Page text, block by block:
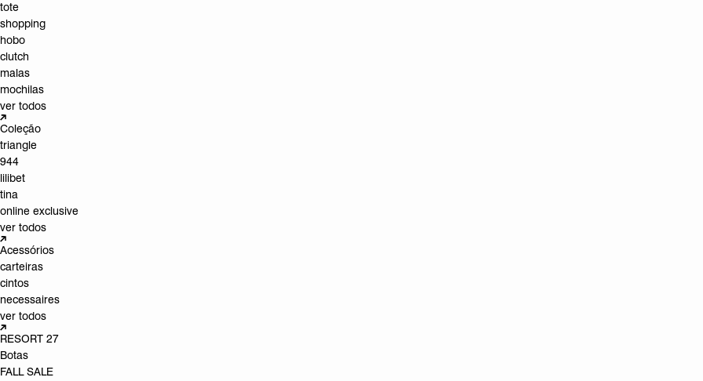
tote
shopping
hobo
clutch
malas
mochilas
ver todos
Coleção
triangle
944
lilibet
tina
online exclusive
ver todos
Acessórios
carteiras
cintos
necessaires
ver todos
RESORT 27
Botas
FALL SALE